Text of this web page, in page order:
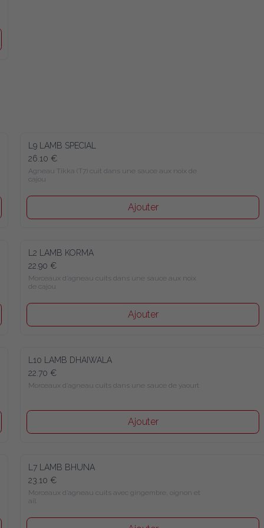
L9 LAMB SPECIAL
26.10 €
Agneau Tikka (T7) cuit dans une sauce aux noix de
cajou
Ajouter
L2 LAMB KORMA
22.90 €
Morceaux d’agneau cuits dans une sauce aux noix
de cajou
Ajouter
L10 LAMB DHAIWALA
22.70 €
Morceaux d’agneau cuits dans une sauce de yaourt
Ajouter
L7 LAMB BHUNA
23.10 €
Morceaux d’agneau cuits avec gingembre, oignon et
ail